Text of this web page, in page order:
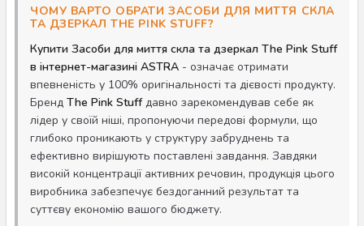
ЧОМУ ВАРТО ОБРАТИ ЗАСОБИ ДЛЯ МИТТЯ СКЛА
ТА ДЗЕРКАЛ THE PINK STUFF?
Купити Засоби для миття скла та дзеркал The Pink Stuff
в інтернет-магазині ASTRA - означає отримати
впевненість у 100% оригінальності та дієвості продукту.
Бренд The Pink Stuffдавно зарекомендував себе як
лідер у своїй ніші, пропонуючи передові формули, що
глибоко проникають у структуру забруднень та
ефективно вирішують поставлені завдання. Завдяки
високій концентрації активних речовин, продукція цього
виробника забезпечує бездоганний результат та
суттєву економію вашого бюджету.